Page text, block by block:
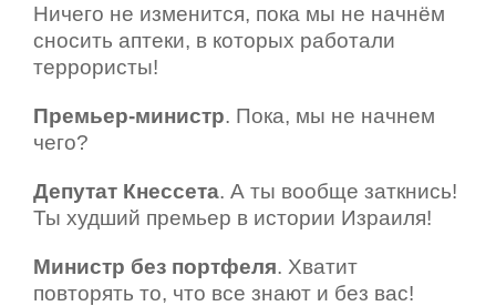
Ничего не изменится, пока мы не начнём
сносить аптеки, в которых работали
террористы!
Премьер-министр. Пока, мы не начнем
чего?
Депутат Кнессета. А ты вообще заткнись!
Ты худший премьер в истории Израиля!
Министр без портфеля. Хватит
повторять то, что все знают и без вас!